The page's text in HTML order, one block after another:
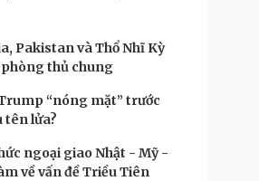
Pakistan và Thổ Nhĩ Kỳ
phòng thủ chung
“nóng mặt” trước
tên lửa?
ngoại giao Nhật - Mỹ -
về vấn đề Triều Tiên